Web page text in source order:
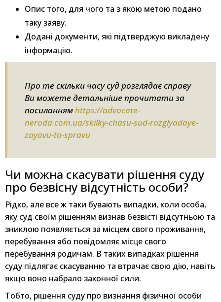
Опис того, для чого та з якою метою подано
таку заяву.
Додані документи, які підтверджую викладену
інформацію.
Про те скільки часу суд розглядає справу
Ви можете детальніше прочитати за
посиланнямhttps://advocate-
neroda.com.ua/skilky-chasu-sud-rozglyadaye-
zayavu-ta-spravu
Чи можна скасувати рішення суду
про безвісну відсутність особи?
Рідко, але все ж таки бувають випадки, коли особа,
яку суд своїм рішенням визнав безвісті відсутньою та
зниклою появляється за місцем свого проживання,
перебування або повідомляє місце свого
перебування родичам. В таких випадках рішення
суду підлягає скасуванню та втрачає свою дію, навіть
якщо воно набрало законної сили.
Тобто, рішення суду про визнання фізичної особи